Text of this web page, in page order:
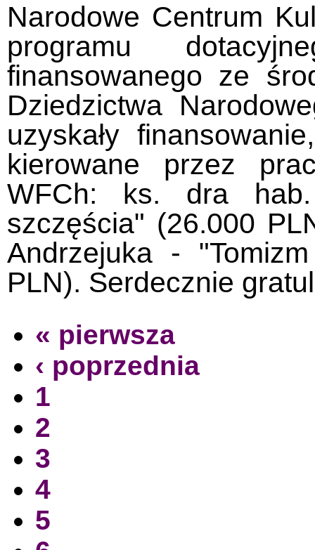
Narodowe Centrum
programu
finansowanego ze
Dziedzictwa
uzyskały
kierowane przez
WFCh: ks. dra
szczęścia" (26.000
Andrzejuka -
PLN). Serdecznie
« pierwsza
‹ poprzednia
1
2
3
4
5